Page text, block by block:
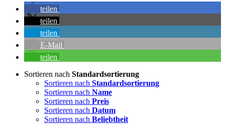
teilen
teilen
teilen
E-Mail
teilen
Sortieren nach Standardsortierung
Sortieren nach Standardsortierung
Sortieren nach Name
Sortieren nach Preis
Sortieren nach Datum
Sortieren nach Beliebtheit